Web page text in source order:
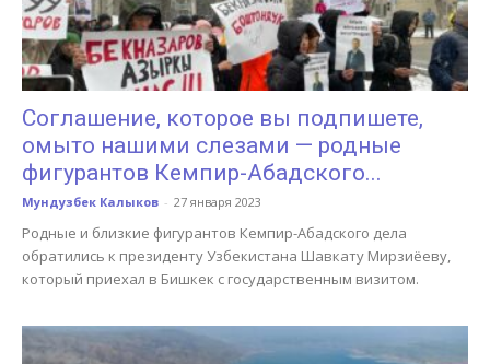
Соглашение, которое вы подпишете,
омыто нашими слезами — родные
фигурантов Кемпир-Абадского...
Мундузбек Калыков - 27 января 2023
Родные и близкие фигурантов Кемпир-Абадского дела
обратились к президенту Узбекистана Шавкату Мирзиёеву,
который приехал в Бишкек с государственным визитом.